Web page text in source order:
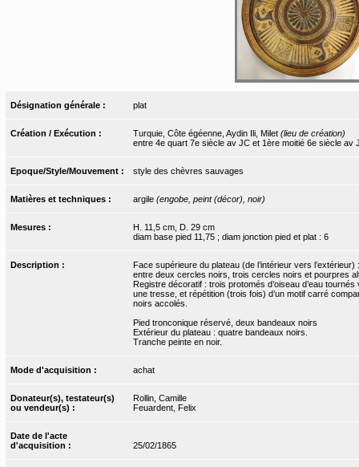
Désignation générale : plat
Création / Exécution : Turquie, Côte égéenne, Aydin Ili, Milet (lieu de création)
entre 4e quart 7e siècle av JC et 1ère moitié 6e siècle av
Epoque/Style/Mouvement : style des chèvres sauvages
Matières et techniques : argile (engobe, peint (décor), noir)
Mesures :
H. 11,5 cm, D. 29 cm
diam base pied 11,75 ; diam jonction pied et plat : 6
Description :
Face supérieure du plateau (de l’intérieur vers
entre deux cercles noirs, trois cercles noirs et pourpres
Registre décoratif : trois protomés d’oiseau d’eau
une tresse, et répétition (trois fois) d’un motif carré
noirs accolés.
Pied tronconique réservé, deux bandeaux noirs
Extérieur du plateau : quatre bandeaux noirs.
Tranche peinte en noir.
Mode d'acquisition : achat
Donateur(s), testateur(s)
ou vendeur(s) :
Rollin, Camille
Feuardent, Felix
Date de l'acte
d'acquisition :
25/02/1865